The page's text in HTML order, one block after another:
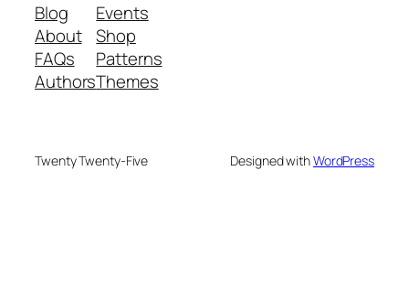
Blog
About
FAQs
Authors
Events
Shop
Patterns
Themes
Twenty Twenty-Five Designed withWordPress